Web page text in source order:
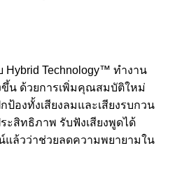
Technology™ ทำงาน
น ด้วยการเพิ่มคุณสมบัติใหม่
ป้องทั้งเสียงลมและเสียงรบกวน
ะสิทธิภาพ รับฟังเสียงพูดได้
แล้วว่าช่วยลดความพยายามใน